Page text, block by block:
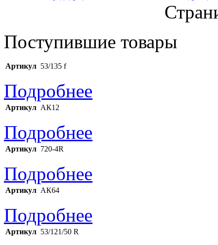
Поступившие товары
Артикул 53/135 f
Подробнее
Артикул АК12
Подробнее
Артикул 720-4R
Подробнее
Артикул АК64
Подробнее
Артикул 53/121/50 R